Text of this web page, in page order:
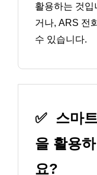
활용하는 것입
거나, ARS 전
수 있습니다.
✅ 스마
을 활용
요?